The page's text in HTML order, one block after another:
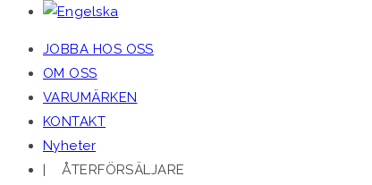
JOBBA HOS OSS
OM OSS
VARUMÄRKEN
KONTAKT
Nyheter
| ÅTERFÖRSÄLJARE